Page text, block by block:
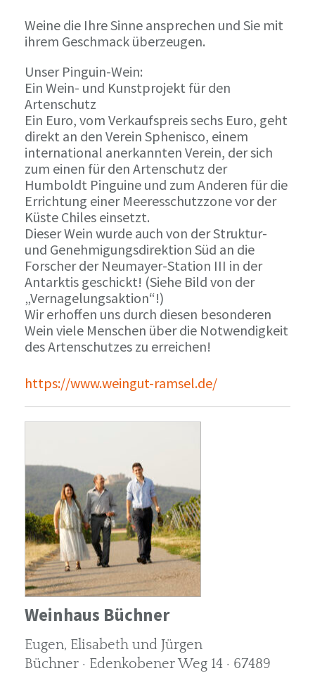
Weine die Ihre Sinne ansprechen und Sie mit
ihrem Geschmack überzeugen.
Unser Pinguin-Wein:
Ein Wein- und Kunstprojekt für den
Artenschutz
Ein Euro, vom Verkaufspreis sechs Euro, geht
direkt an den Verein Sphenisco, einem
international anerkannten Verein, der sich
zum einen für den Artenschutz der
Humboldt Pinguine und zum Anderen für die
Errichtung einer Meeresschutzzone vor der
Küste Chiles einsetzt.
Dieser Wein wurde auch von der Struktur-
und Genehmigungsdirektion Süd an die
Forscher der Neumayer-Station III in der
Antarktis geschickt! (Siehe Bild von der
„Vernagelungsaktion“!)
Wir erhoffen uns durch diesen besonderen
Wein viele Menschen über die Notwendigkeit
des Artenschutzes zu erreichen!
https://www.weingut-ramsel.de/
Weinhaus Büchner
Eugen, Elisabeth und Jürgen
Büchner · Edenkobener Weg 14 · 67489